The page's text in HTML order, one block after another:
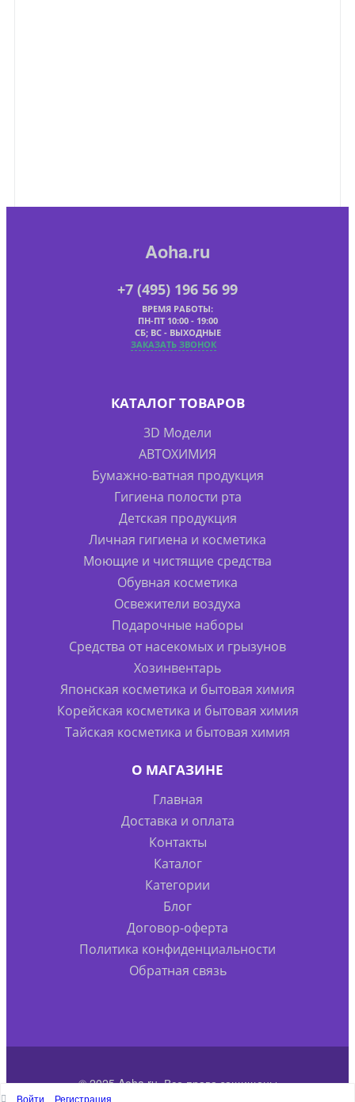
Aoha.ru
+7 (495) 196 56 99
ВРЕМЯ РАБОТЫ:
ПН-ПТ 10:00 - 19:00
СБ; ВС - ВЫХОДНЫЕ
ЗАКАЗАТЬ ЗВОНОК
КАТАЛОГ ТОВАРОВ
3D Модели
АВТОХИМИЯ
Бумажно-ватная продукция
Гигиена полости рта
Детская продукция
Личная гигиена и косметика
Моющие и чистящие средства
Обувная косметика
Освежители воздуха
Подарочные наборы
Средства от насекомых и грызунов
Хозинвентарь
Японская косметика и бытовая химия
Корейская косметика и бытовая химия
Тайская косметика и бытовая химия
О МАГАЗИНЕ
Главная
Доставка и оплата
Контакты
Каталог
Категории
Блог
Договор-оферта
Политика конфиденциальности
Обратная связь
© 2025 Aoha.ru. Все права защищены
Войти Регистрация